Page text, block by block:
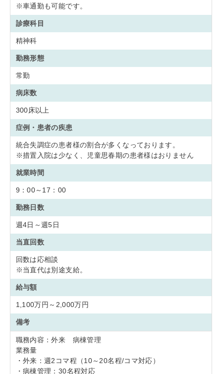
※車通勤も可能です。
診療科目
精神科
勤務形態
常勤
病床数
300床以上
症例・患者の疾患
統合失調症の患者様の割合が多くなっております。
※措置入院は少なく、児童思春期の患者様はおりません
就業時間
9：00～17：00
勤務日数
週4日～週5日
当直回数
回数は応相談
※当直代は別途支給。
給与額
1,100万円～2,000万円
備考
職務内容：外来 病棟管理
業務量
・外来：週2コマ程（10～20名程/コマ対応）
・病棟管理：30名程対応